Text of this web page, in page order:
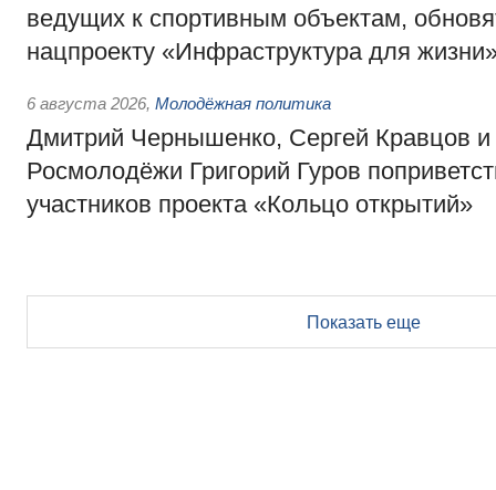
ведущих к спортивным объектам,
нацпроекту «Инфраструктура для
6 августа 2026, Молодёжная политика
Дмитрий Чернышенко, Сергей Кравцов и
Росмолодёжи Григорий Гуров
участников проекта «Кольцо открытий»
Показать еще